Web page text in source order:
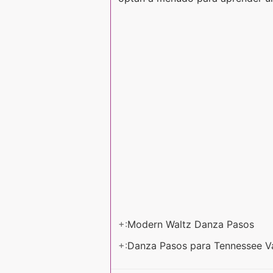
+:Modern Waltz Danza Pasos
+:Danza Pasos para Tennessee